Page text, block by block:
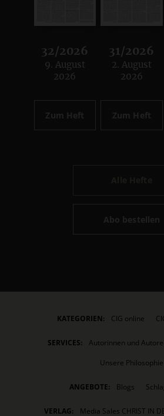
32/2026
:
9. August
2026
Zum Heft
31/2026
:
2. August
2026
Zum Heft
Abo bestellen
KATEGORIEN: CIG online
SERVICES: Autorinnen und
Unsere Philosophie
ANGEBOTE: Blogs
VERLAG:
Media Sales CHRIST IN